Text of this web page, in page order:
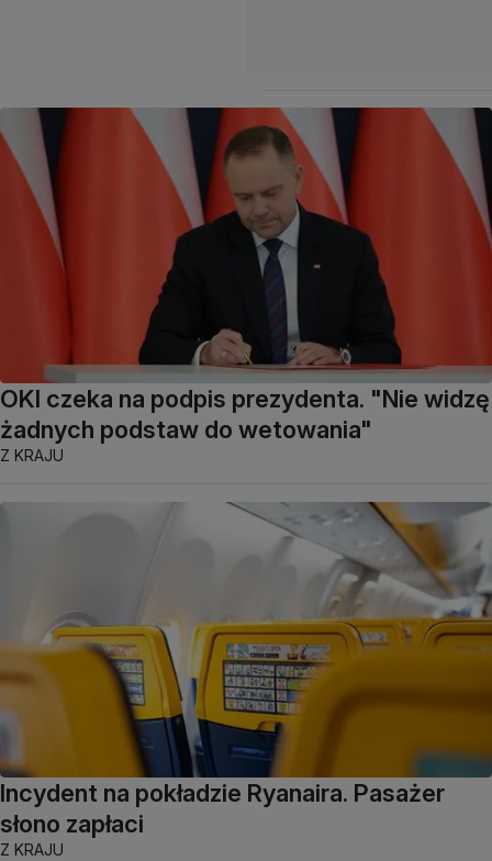
OKI czeka na podpis prezydenta. "Nie widzę
żadnych podstaw do wetowania"
Z KRAJU
Incydent na pokładzie Ryanaira. Pasażer
słono zapłaci
Z KRAJU